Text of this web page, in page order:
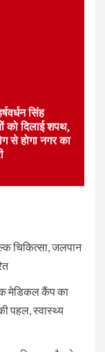
संयुक्त प्रवास
सेवा कार्यों
की चोरी,
की लगाई
पर लगाए
दिलाई
से होगा
चौधरी
सिंह
को दिलाई शपथ,
से होगा नगर का
चिकित्सा, जलपान
मेडिकल कैंप का
पहल, स्वास्थ्य